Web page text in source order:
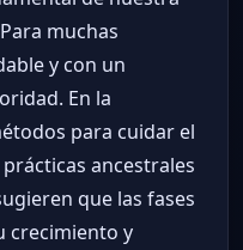
muchas
y con un
En la
para cuidar el
ancestrales
que las fases
crecimiento y